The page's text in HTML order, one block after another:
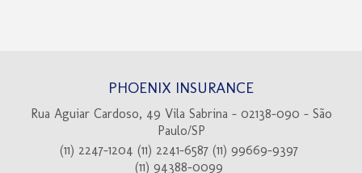
PHOENIX INSURANCE
Rua Aguiar Cardoso, 49 Vila Sabrina - 02138-090 - São
Paulo/SP
(11) 2247-1204 (11) 2241-6587 (11) 99669-9397
(11) 94388-0099